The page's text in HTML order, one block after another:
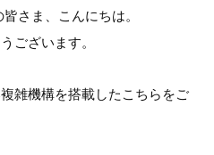
さま、こんにちは。
ございます。
雑機構を搭載したこちらをご